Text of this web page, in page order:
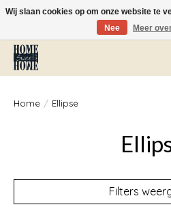
Vóór 14:00 besteld, dezelfde dag verzonden!
Home / Ellipse
Filters
Wij slaan cookies op om onze website te
Nee
Meer